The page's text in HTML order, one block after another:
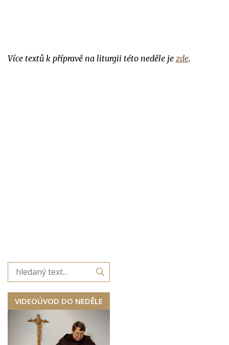
Více textů k přípravě na liturgii této neděle je zde.
VIDEOÚVOD DO NEDĚLE